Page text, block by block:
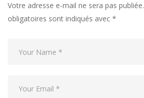
Votre adresse e-mail ne sera pas publiée.
obligatoires sont indiqués avec *